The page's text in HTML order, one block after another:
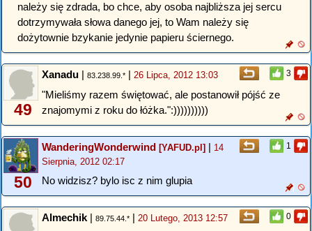
należy się zdrada, bo chce, aby osoba najbliższa jej sercu
dotrzymywała słowa danego jej, to Wam należy się
dożytownie bzykanie jedynie papieru ściernego.
3
49
Xanadu | 83.238.99.* | 26 Lipca, 2012 13:03
"Mieliśmy razem świętować, ale postanowił pójść ze
znajomymi z roku do łóżka.":))))))))))
1
50
WanderingWonderwind [YAFUD.pl] | 14
Sierpnia, 2012 02:17
No widzisz? bylo isc z nim glupia
0
Almechik | 89.75.44.* | 20 Lutego, 2013 12:57